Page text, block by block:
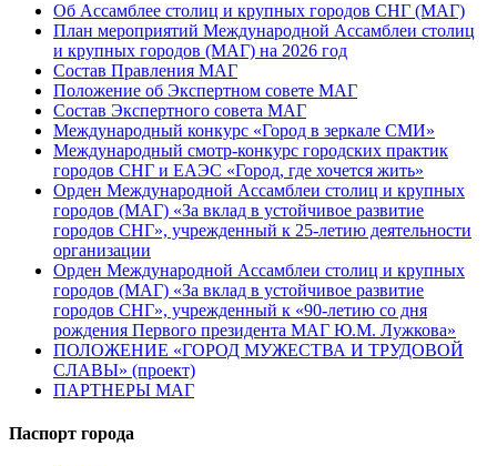
Об Ассамблее столиц и крупных городов СНГ (МАГ)
План мероприятий Международной Ассамблеи столиц
и крупных городов (МАГ) на 2026 год
Состав Правления МАГ
Положение об Экспертном совете МАГ
Состав Экспертного совета МАГ
Международный конкурс «Город в зеркале СМИ»
Международный смотр-конкурс городских практик
городов СНГ и ЕАЭС «Город, где хочется жить»
Орден Международной Ассамблеи столиц и крупных
городов (МАГ) «За вклад в устойчивое развитие
городов СНГ», учрежденный к 25-летию деятельности
организации
Орден Международной Ассамблеи столиц и крупных
городов (МАГ) «За вклад в устойчивое развитие
городов СНГ», учрежденный к «90-летию со дня
рождения Первого президента МАГ Ю.М. Лужкова»
ПОЛОЖЕНИЕ «ГОРОД МУЖЕСТВА И ТРУДОВОЙ
СЛАВЫ» (проект)
ПАРТНЕРЫ МАГ
Паспорт города